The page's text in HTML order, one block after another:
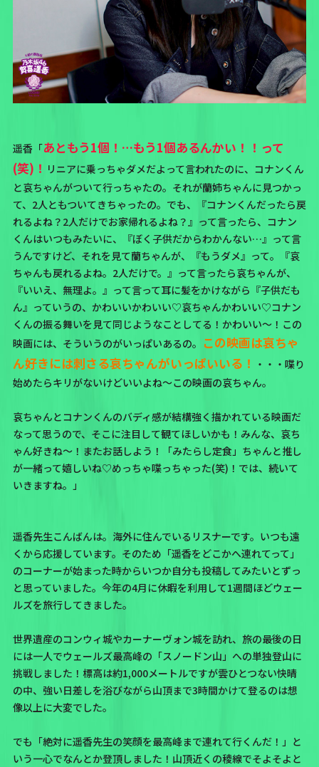
遥香「あともう1個！…もう1個あるんかい！！って
(笑)！ リニアに乗っちゃダメだよって言われたのに、コナンくん
と哀ちゃんがついて行っちゃたの。それが蘭姉ちゃんに見つかっ
て、2人ともついてきちゃったの。でも、『コナンくんだったら戻
れるよね？2人だけでお家帰れるよね？』って言ったら、コナン
くんはいつもみたいに、『ぼく子供だからわかんない…』って言
うんですけど、それを見て蘭ちゃんが、『もうダメ』って。『哀
ちゃんも戻れるよね。2人だけで。』って言ったら哀ちゃんが、
『いいえ、無理よ。』って言って耳に髪をかけながら『子供だも
ん』っていうの、かわいいかわいい♡哀ちゃんかわいい♡コナン
くんの振る舞いを見て同じようなことしてる！かわいい～！この
映画には、そういうのがいっぱいあるの。 この映画は哀ちゃ
ん好きには刺さる哀ちゃんがいっぱいいる！ ・・・喋り
始めたらキリがないけどいいよね～この映画の哀ちゃん。
哀ちゃんとコナンくんのバディ感が結構強く描かれている映画だ
なって思うので、そこに注目して観てほしいかも！みんな、哀ち
ゃん好きね～！またお話しよう！「みたらし定食」ちゃんと推し
が一緒って嬉しいね♡めっちゃ喋っちゃった(笑)！では、続いて
いきますね。」
遥香先生こんばんは。海外に住んでいるリスナーです。いつも遠
くから応援しています。そのため「遥香をどこかへ連れてって」
のコーナーが始まった時からいつか自分も投稿してみたいとずっ
と思っていました。今年の4月に休暇を利用して1週間ほどウェー
ルズを旅行してきました。
世界遺産のコンウィ城やカーナーヴォン城を訪れ、旅の最後の日
には一人でウェールズ最高峰の「スノードン山」への単独登山に
挑戦しました！標高は約1,000メートルですが雲ひとつない快晴
の中、強い日差しを浴びながら山頂まで3時間かけて登るのは想
像以上に大変でした。
でも「絶対に遥香先生の笑顔を最高峰まで連れて行くんだ！」と
いう一心でなんとか登頂しました！山頂近くの稜線でそよそよと